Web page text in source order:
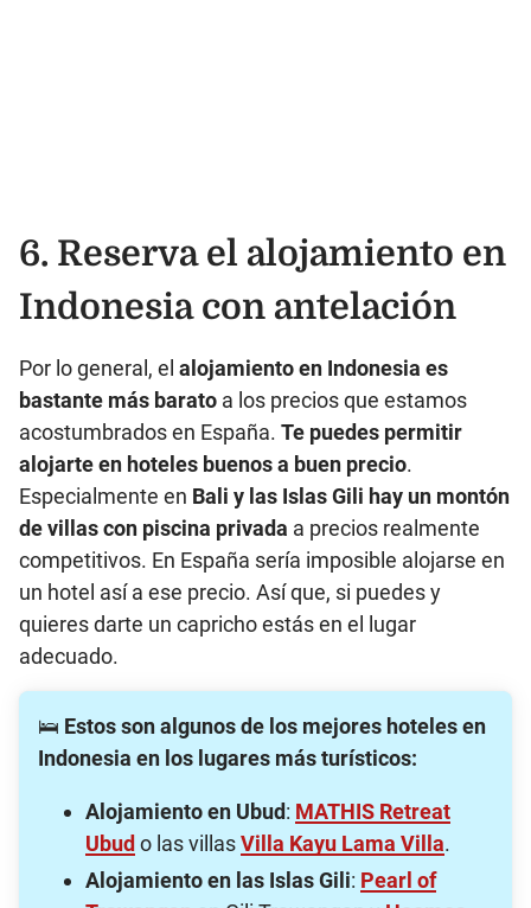
6. Reserva el alojamiento en
Indonesia con antelación
Por lo general, el alojamiento en Indonesia es
bastante más barato a los precios que estamos
acostumbrados en España. Te puedes permitir
alojarte en hoteles buenos a buen precio.
Especialmente en Bali y las Islas Gili hay un montón
de villas con piscina privada a precios realmente
competitivos. En España sería imposible alojarse en
un hotel así a ese precio. Así que, si puedes y
quieres darte un capricho estás en el lugar
adecuado.
🛌 Estos son algunos de los mejores hoteles en
Indonesia en los lugares más turísticos:
Alojamiento en Ubud: MATHIS Retreat
Ubud o las villasVilla Kayu Lama Villa.
Alojamiento en las Islas Gili: Pearl of